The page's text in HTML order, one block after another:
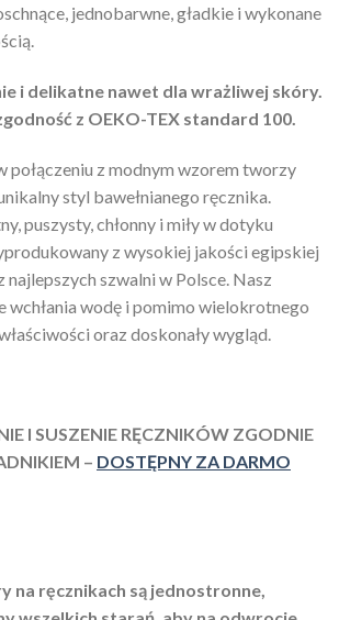
jednobarwne, gładkie i wykonane
i delikatne nawet dla wrażliwej skóry.
z OEKO-TEX standard 100.
połączeniu z modnym wzorem tworzy
styl bawełnianego ręcznika.
puszysty, chłonny i miły w dotyku
z wysokiej jakości egipskiej
najlepszych szwalni w Polsce. Nasz
wchłania wodę i pomimo wielokrotnego
oraz doskonały wygląd.
I SUSZENIE RĘCZNIKÓW ZGODNIE
– DOSTĘPNY ZA DARMO
na ręcznikach są jednostronne,